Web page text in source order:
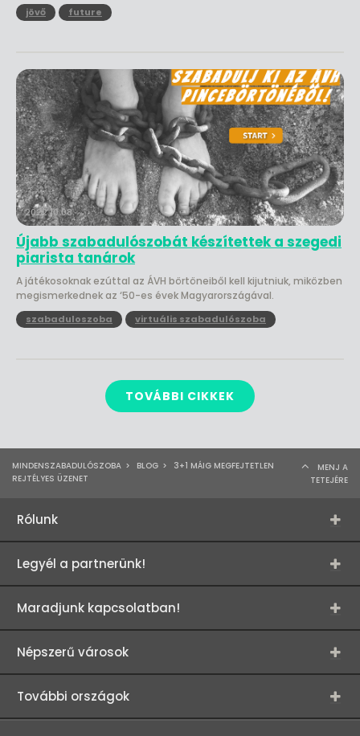
jövő future
2022.10.08.
Újabb szabadulószobát készítettek a szegedi
piarista tanárok
A játékosoknak ezúttal az ÁVH börtöneiből kell kijutniuk, miközben
megismerkednek az ‘50-es évek Magyarországával.
szabaduloszoba virtuális szabadulószoba
TOVÁBBI CIKKEK
MINDENSZABADULÓSZOBA > BLOG >
3+1 MÁIG MEGFEJTETLEN
REJTÉLYES ÜZENET
MENJ A
TETEJÉRE
Rólunk
Legyél a partnerünk!
Maradjunk kapcsolatban!
Népszerű városok
További országok